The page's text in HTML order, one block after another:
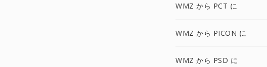
WMZ から PCT に
WMZ から PICON に
WMZ から PSD に